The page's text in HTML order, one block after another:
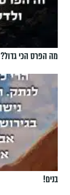
מה הפרס הכי גדול?
בנים!